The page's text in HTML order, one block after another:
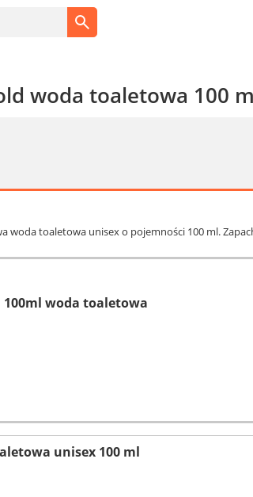
woda toaletowa 100
woda toaletowa unisex o pojemności 100 ml.
100ml woda toaletowa
unisex 100 ml